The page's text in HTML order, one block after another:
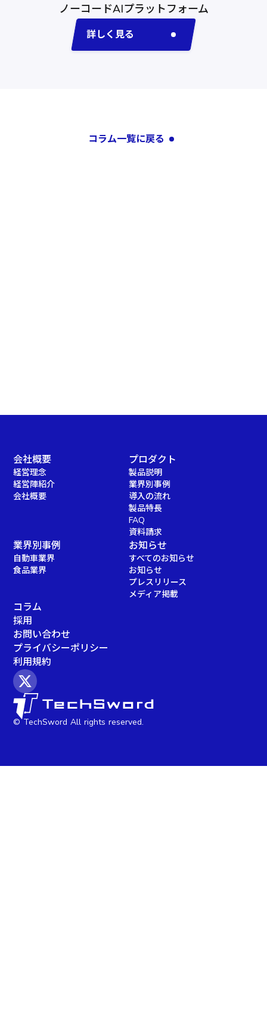
ノーコードAIプラットフォーム
詳しく見る
コラム一覧に戻る
会社概要
経営理念
経営陣紹介
会社概要
プロダクト
製品説明
業界別事例
導入の流れ
製品特長
FAQ
資料請求
業界別事例
自動車業界
食品業界
お知らせ
すべてのお知らせ
お知らせ
プレスリリース
メディア掲載
コラム
採用
お問い合わせ
プライバシーポリシー
利用規約
© TechSword All rights reserved.